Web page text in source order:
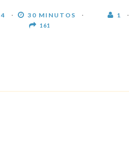
4 30 MINUTOS
161
1